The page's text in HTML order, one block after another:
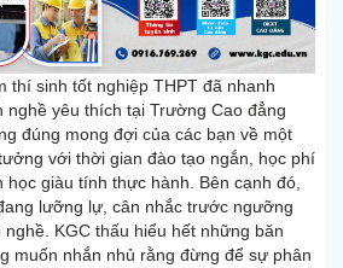
thí sinh tốt nghiệp THPT đã nhanh
yêu thích tại Trường Cao đẳng
đúng mong đợi của các bạn về một
với thời gian đào tạo ngắn, học phí
giàu tính thực hành. Bên cạnh đó,
lưỡng lự, cân nhắc trước ngưỡng
KGC thấu hiểu hết những băn
muốn nhắn nhủ rằng đừng để sự phân